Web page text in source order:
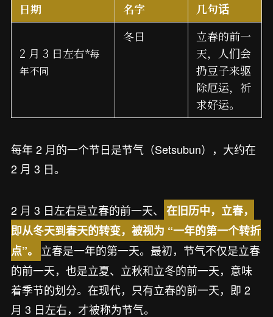
日期 名字 几句话
2 月 3 日左右*每
年不同
冬日
立春的前一
天，人们会
扔豆子来驱
除厄运，祈
求好运。
每年 2 月的一个节日是节气（Setsubun），大约在
2 月 3 日。
2 月 3 日左右是立春的前一天、
在旧历中，立春，
即从冬天到春天的转变，被视为 “一年的第一个转折
点”。
立春是一年的第一天。最初，节气不仅是立春
的前一天，也是立夏、立秋和立冬的前一天，意味
着季节的划分。在现代，只有立春的前一天，即 2
月 3 日左右，才被称为节气。